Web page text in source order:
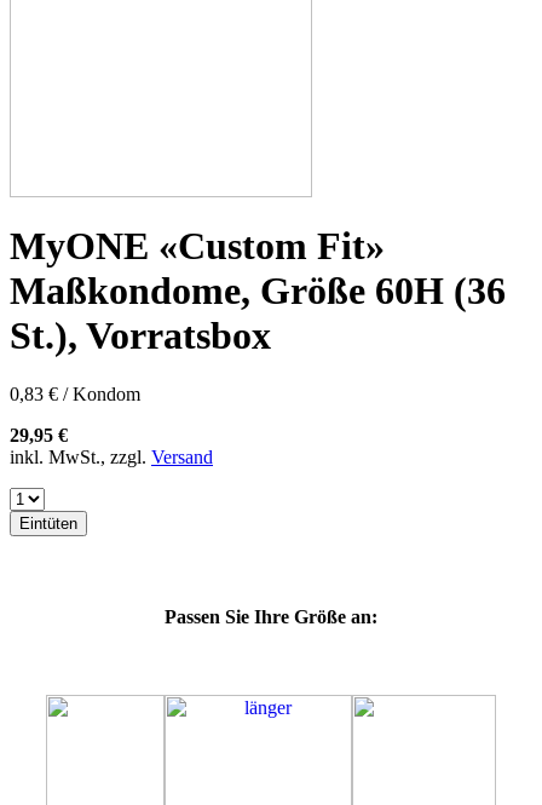
57G
57H
57K
60E
60F
60G
60K
60L
64E
64F
64K
64L
69M
MyONE «Custom Fit»
Maßkondome, Größe 60H (36
St.), Vorratsbox
0,83 € / Kondom
29,95 €
inkl. MwSt., zzgl. Versand
Eintüten
Passen Sie Ihre Größe an: